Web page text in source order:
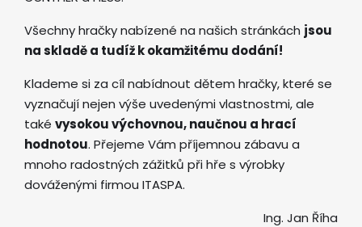
Všechny hračky nabízené na našich stránkách jsou
na skladě a tudíž k okamžitému dodání!
Klademe si za cíl nabídnout dětem hračky, které se
vyznačují nejen výše uvedenými vlastnostmi, ale
také vysokou výchovnou, naučnou a hrací
hodnotou. Přejeme Vám příjemnou zábavu a
mnoho radostných zážitků při hře s výrobky
dováženými firmou ITASPA.
Ing. Jan Říha